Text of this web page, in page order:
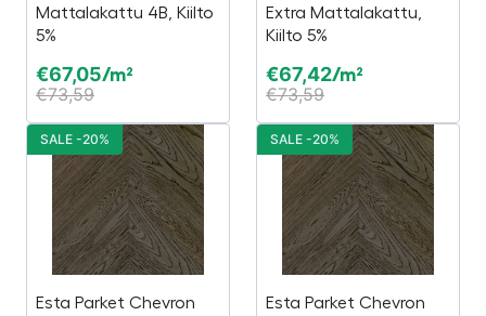
Mattalakattu 4B, Kiilto
5%
€67,05/m²
€73,59
Extra Mattalakattu,
Kiilto 5%
€67,42/m²
€73,59
Esta Parket Chevron
SALE -20%
Esta Parket Chevron
SALE -20%